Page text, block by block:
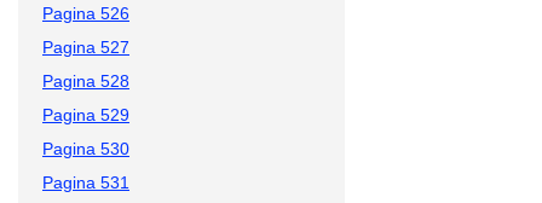
Pagina 526
Pagina 527
Pagina 528
Pagina 529
Pagina 530
Pagina 531